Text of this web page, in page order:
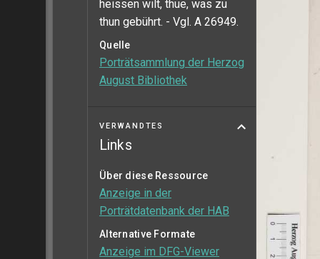
heissen wilt, thue, was zu
thun gebührt. - Vgl. A 26949.
Quelle
Porträtsammlung der Herzog
August Bibliothek
VERWANDTES
Links
Über diese Ressource
Anzeige in der
Porträtdatenbank der HAB
Alternative Formate
Anzeige im DFG-Viewer